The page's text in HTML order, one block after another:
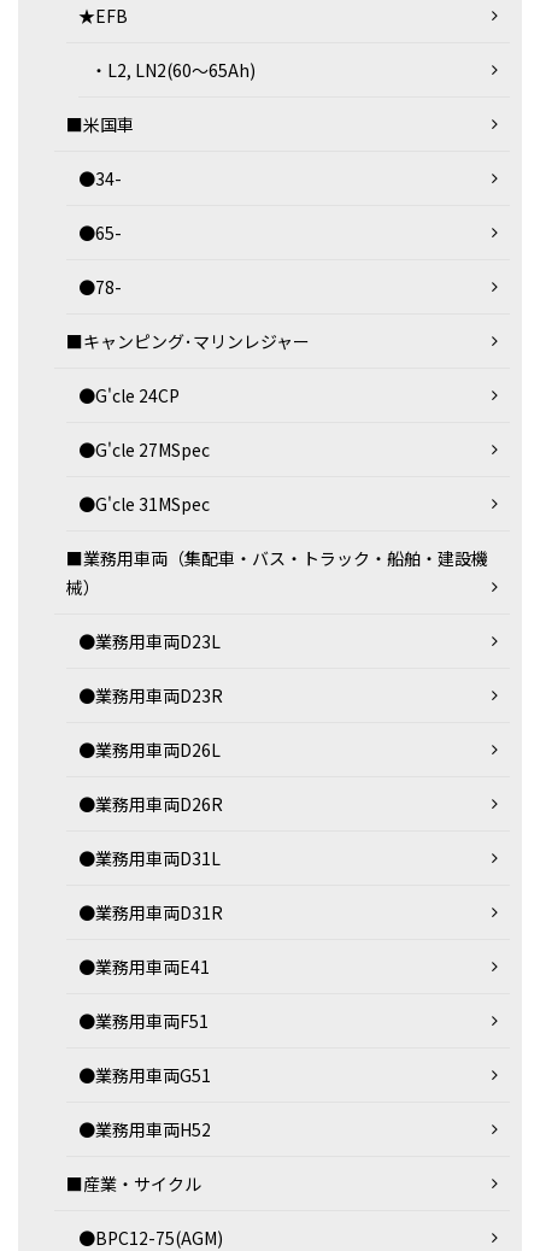
★EFB
・L2, LN2(60～65Ah)
■米国車
●34-
●65-
●78-
■キャンピング･マリンレジャー
●G'cle 24CP
●G'cle 27MSpec
●G'cle 31MSpec
■業務用車両（集配車・バス・トラック・船舶・建設機
械）
●業務用車両D23L
●業務用車両D23R
●業務用車両D26L
●業務用車両D26R
●業務用車両D31L
●業務用車両D31R
●業務用車両E41
●業務用車両F51
●業務用車両G51
●業務用車両H52
■産業・サイクル
●BPC12-75(AGM)